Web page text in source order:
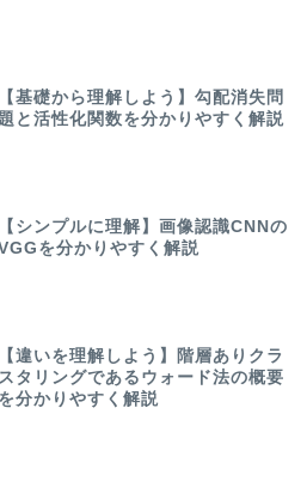
【基礎から理解しよう】勾配消失問
題と活性化関数を分かりやすく解説
【シンプルに理解】画像認識CNNの
を分かりやすく解説
【違いを理解しよう】階層ありクラ
スタリングであるウォード法の概要
を分かりやすく解説